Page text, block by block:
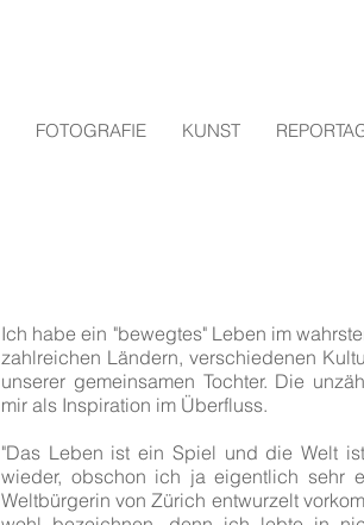
FOTOGRAFIE KUNST
Ich habe ein "bewegtes" Leben im
zahlreichen Ländern, verschiedenen
unserer gemeinsamen Tochter. Die
mir als Inspiration im Überfluss.
"Das Leben ist ein Spiel und die Welt
wieder, obschon ich ja eigentlich sehr
Weltbürgerin von Zürich entwurzelt